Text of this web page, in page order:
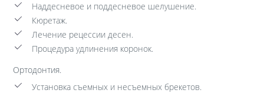
Наддесневое и поддесневое шелушение.
Кюретаж.
Лечение рецессии десен.
Процедура удлинения коронок.
Ортодонтия.
Установка съемных и несъемных брекетов.